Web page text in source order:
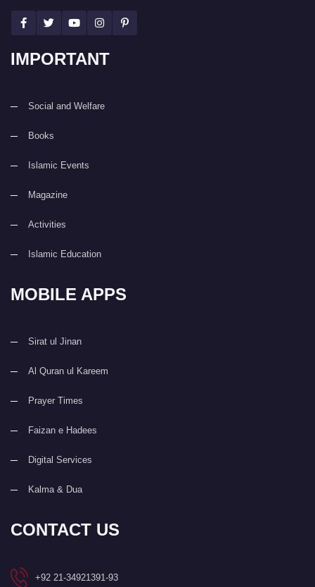
IMPORTANT
Social and Welfare
Books
Islamic Events
Magazine
Activities
Islamic Education
MOBILE APPS
Sirat ul Jinan
Al Quran ul Kareem
Prayer Times
Faizan e Hadees
Digital Services
Kalma & Dua
CONTACT US
+92 21-34921391-93